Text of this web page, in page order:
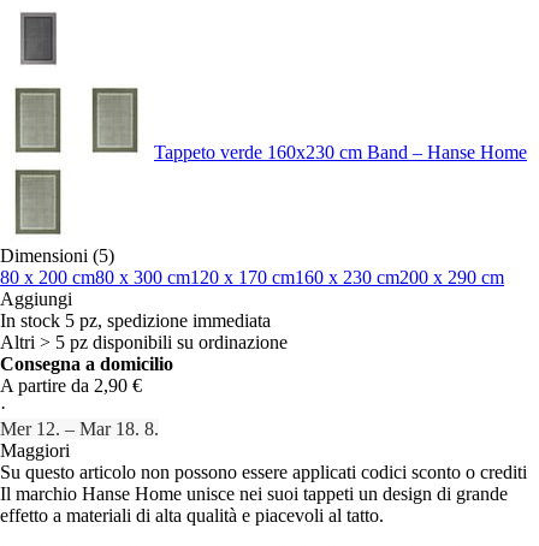
Tappeto verde 160x230 cm Band – Hanse Home
Dimensioni (5)
80 x 200 cm80 x 300 cm120 x 170 cm160 x 230 cm200 x 290 cm
Aggiungi
In stock 5 pz, spedizione immediata
Altri > 5 pz disponibili su ordinazione
Consegna a domicilio
A partire da 2,90 €
·
Mer 12. – Mar 18. 8.
Maggiori
Su questo articolo non possono essere applicati codici sconto o crediti
Il marchio Hanse Home unisce nei suoi tappeti un design di grande
effetto a materiali di alta qualità e piacevoli al tatto.